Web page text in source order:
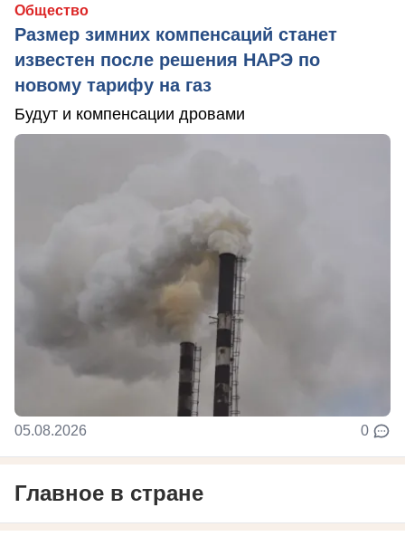
Общество
Размер зимних компенсаций станет
известен после решения НАРЭ по
новому тарифу на газ
Будут и компенсации дровами
05.08.2026 0
Главное в стране